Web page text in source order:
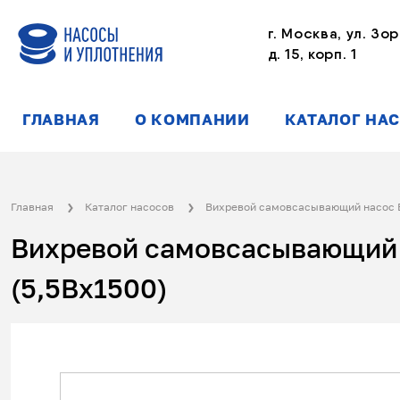
г. Москва, ул.
д. 15, корп. 1
ГЛАВНАЯ О КОМПАНИИ КАТАЛОГ
Главная Каталог насосов Вихревой самовсасывающий насос
Вихревой
(5,5Вx1500)